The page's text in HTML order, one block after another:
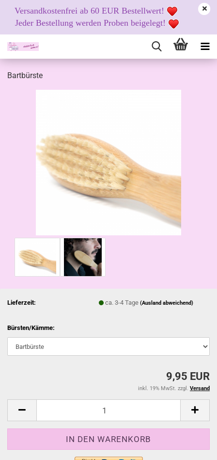
Versandkostenfrei ab 60 EUR Bestellwert!
Jeder Bestellung werden Proben beigelegt!
Bartbürste
Lieferzeit: ca. 3-4 Tage(Ausland abweichend)
Bürsten/Kämme:
9,95 EUR
inkl. 19% MwSt. zzgl. Versand